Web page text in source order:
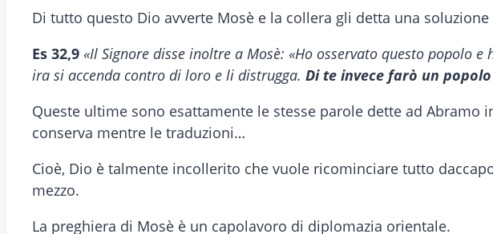
Di tutto questo Dio avverte Mosè e la collera gli detta una soluzione
Es 32,9 «Il Signore disse inoltre a Mosè: «Ho osservato questo popolo
ira si accenda contro di loro e li distrugga. Di te invece farò un
Queste ultime sono esattamente le stesse parole dette ad Abramo
conserva mentre le traduzioni…
Cioè, Dio è talmente incollerito che vuole ricominciare tutto
mezzo.
La preghiera di Mosè è un capolavoro di diplomazia orientale.